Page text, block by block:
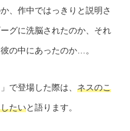
、作中ではっきりと説明さ
グに洗脳されたのか、それ
の中にあったのか…。
で登場した際は、 ネスのこ
たいと語ります。